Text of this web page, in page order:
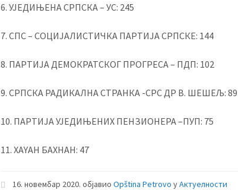
6. УЈЕДИЊЕНА СРПСКА – УС: 245
7. СПС – СОЦИЈАЛИСТИЧКА ПАРТИЈА СРПСКЕ: 144
8. ПАРТИЈА ДЕМОКРАТСКОГ ПРОГРЕСА – ПДП: 102
9. СРПСКА РАДИКАЛНА СТРАНКА -СРС ДР В. ШЕШЕЉ: 89
10. ПАРТИЈА УЈЕДИЊЕНИХ ПЕНЗИОНЕРА –ПУП: 75
11. ХАYАН БАХНАН: 47
16. новембар 2020.објавиоOpština Petrovo уАктуелности